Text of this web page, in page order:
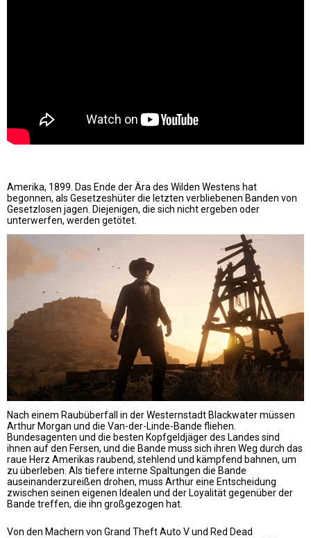
Amerika, 1899. Das Ende der Ära des Wilden Westens hat
begonnen, als Gesetzeshüter die letzten verbliebenen Banden von
Gesetzlosen jagen. Diejenigen, die sich nicht ergeben oder
unterwerfen, werden getötet.
Nach einem Raubüberfall in der Westernstadt Blackwater müssen
Arthur Morgan und die Van-der-Linde-Bande fliehen.
Bundesagenten und die besten Kopfgeldjäger des Landes sind
ihnen auf den Fersen, und die Bande muss sich ihren Weg durch das
raue Herz Amerikas raubend, stehlend und kämpfend bahnen, um
zu überleben. Als tiefere interne Spaltungen die Bande
auseinanderzureißen drohen, muss Arthur eine Entscheidung
zwischen seinen eigenen Idealen und der Loyalität gegenüber der
Bande treffen, die ihn großgezogen hat.
Von den Machern von Grand Theft Auto V und Red Dead